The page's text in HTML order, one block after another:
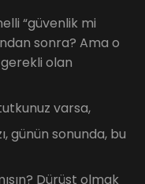
“güvenlik mi
sonra? Ama o
olan
varsa,
günün sonunda, bu
Dürüst olmak